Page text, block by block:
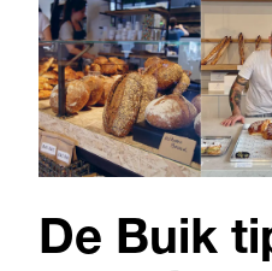
De Buik